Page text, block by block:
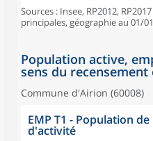
Sources : Insee, RP2012,
principales, géographie au 01/
Population active,
sens du recensement
Commune d'Airion (60008)
EMP T1 - Population
d'activité